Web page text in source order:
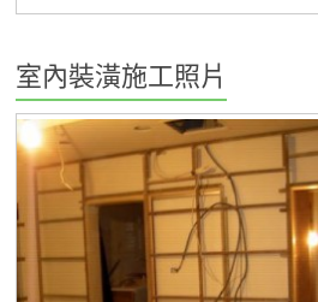
室內裝潢施工照片